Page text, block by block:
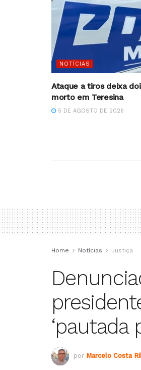
NOTÍCIAS
Ataque a tiros deixa
morto em Teresina
5 DE AGOSTO DE 2026
Home Notícias Justiça
‘pautada
por Marcelo Costa